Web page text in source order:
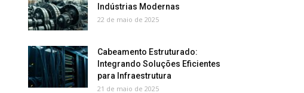
Indústrias Modernas
22 de maio de 2025
Cabeamento Estruturado:
Integrando Soluções Eficientes
para Infraestrutura
21 de maio de 2025